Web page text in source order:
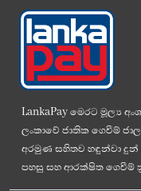
LankaPay මෙරට මූල්‍ය
ලංකාවේ ජාතික ගෙවීම්
අරමුණ සහිතව හඳුන්වා
පහසු සහ ආරක්ෂිත ගෙවීම්